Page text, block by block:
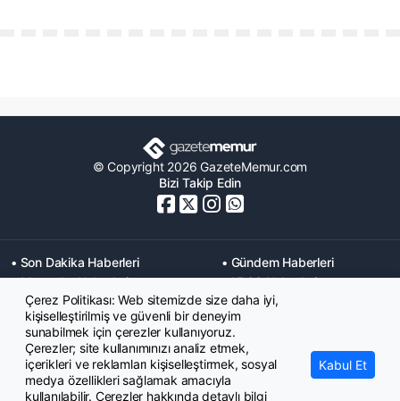
© Copyright 2026 GazeteMemur.com
Bizi Takip Edin
• Son Dakika Haberleri
• Gündem Haberleri
• Memurlar Haberleri
• KPSS Haberleri
• Ekonomi Haberleri
• Eğitim Haberleri
• Yaşam Haberleri
• Maaş Verileri Haberleri
• Mahkeme Kararları
Haberleri
Çerez Politikası: Web sitemizde size daha iyi,
kişiselleştirilmiş ve güvenli bir deneyim
sunabilmek için çerezler kullanıyoruz.
Çerezler; site kullanımınızı analiz etmek,
içerikleri ve reklamları kişiselleştirmek, sosyal
medya özellikleri sağlamak amacıyla
kullanılabilir. Çerezler hakkında detaylı bilgi
Kabul Et